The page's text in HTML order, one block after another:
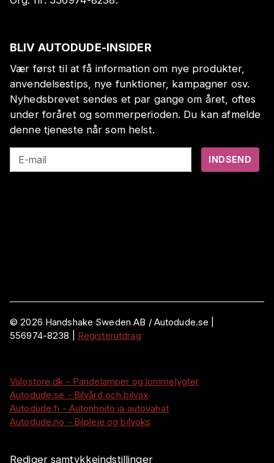
BLIV AUTODUDE-INSIDER
Vær først til at få information om nye produkter,
anvendelsestips, nye funktioner, kampagner osv.
Nyhedsbrevet sendes et par gange om året, oftes
under foråret og sommerperioden. Du kan afmelde
denne tjeneste når som helst.
E-mail INDSEND
©2026 Handshake Sweden AB / Autodude.se |
556974-8238
Registerutdrag
Valostore.dk - Pandelamper og lommelygter
Autodude.se - Bilvård och bilvax
Autodude.fi - Autonhoito ja autovahat
Autodude.no - Bilpleie og bilvoks
Rediger samtykkeindstillinger